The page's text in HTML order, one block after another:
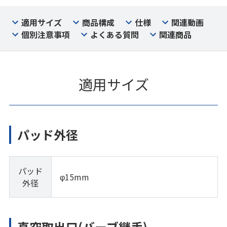
適用サイズ 商品構成 仕様
関連動画
個別注意事項
よくある質問 関連商品
適用サイズ
パッド外径
パッド
外径
φ15mm